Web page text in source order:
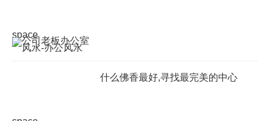
space
什么佛香最好,寻找最完美的中心